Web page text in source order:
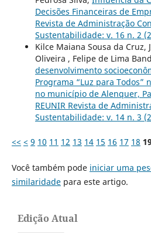
Decisões Financeiras de
Revista de Administração
Sustentabilidade: v. 16 n. 2
Kilce Maiana Sousa da Cruz,
Oliveira , Felipe de Lima
desenvolvimento
Programa “Luz para Todos”
no município de Alenquer,
REUNIR Revista de
Sustentabilidade: v. 14 n. 3
<< < 9 10 11 12 13 14 15 16 17 18
Você também pode iniciar uma
similaridadepara este artigo.
Edição Atual